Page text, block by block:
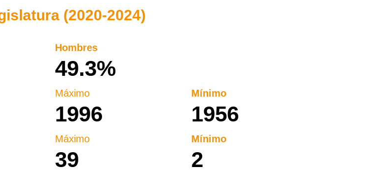
(2020-2024)
Hombres
49.3%
Máximo
1996
Mínimo
1956
Máximo
39
Mínimo
2